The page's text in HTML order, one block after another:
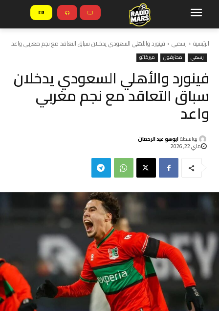
FR
الرئيسية رسمي فينورد والأهلي السعودي يدخلان سباق التعاقد مع نجم مغربي واعد
رسمي محترفون ميركاتو
فينورد والأهلي السعودي يدخلان
سباق التعاقد مع نجم مغربي
واعد
بواسطةابوهو عبد الرحمان
ماي 22, 2026